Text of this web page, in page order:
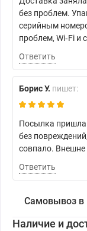
без проблем.
серийным
проблем, Wi‑Fi и
Ответить
Борис У. пишет:
Посылка пришла
без
совпало. Внешне
Ответить
Самовывоз в
Наличие и